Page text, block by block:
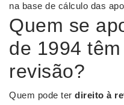
na base de cálculo das
Quem se
de 1994
revisão?
Quem pode ter direito à